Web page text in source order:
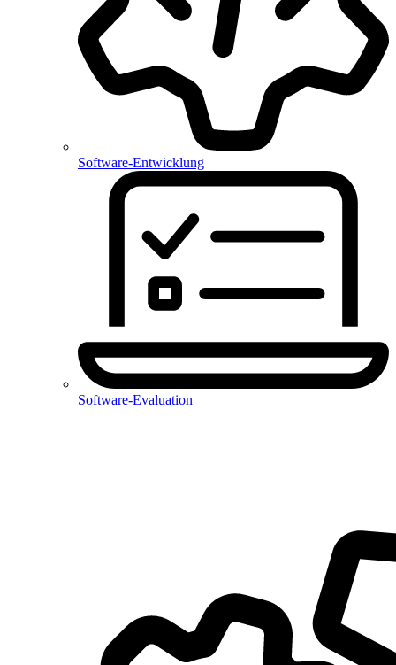
Software-Entwicklung
Software-Evaluation